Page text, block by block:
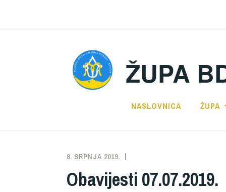
ŽUPA
NASLOVNICA ŽUPA
8. SRPNJA 2019.
Obavijesti 07.07.2019.